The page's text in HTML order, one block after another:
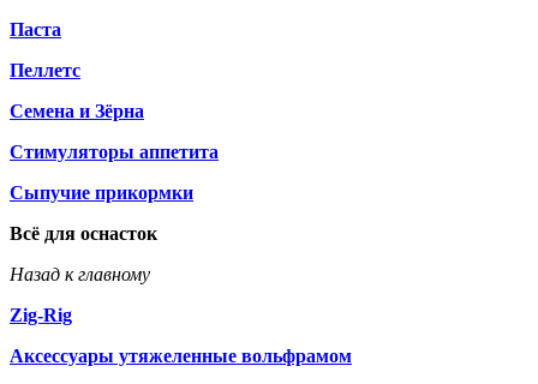
Паста
Пеллетс
Семена и Зёрна
Стимуляторы аппетита
Сыпучие прикормки
Всё для оснасток
Назад к главному
Zig-Rig
Аксессуары утяжеленные вольфрамом